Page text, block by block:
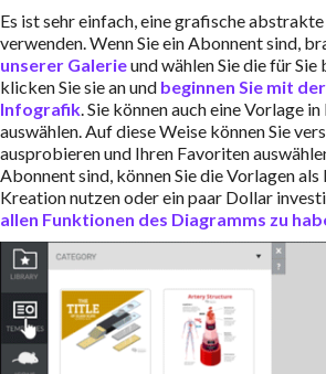
Es ist sehr einfach, eine grafische
verwenden. Wenn Sie ein Abonnent sind,
unserer Galerieund wählen Sie die für Sie
klicken Sie sie an und beginnen Sie mit
Infografik. Sie können auch eine Vorlage
auswählen. Auf diese Weise können Sie
ausprobieren und Ihren Favoriten
Abonnent sind, können Sie die Vorlagen
Kreation nutzen oder ein paar Dollar
allen Funktionen des Diagramms zu